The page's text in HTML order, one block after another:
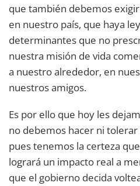
que también debemos
en nuestro país, que haya
determinantes que no
nuestra misión de vida
a nuestro alrededor, en
nuestros amigos.
Es por ello que hoy les
no debemos hacer ni
pues tenemos la certeza
logrará un impacto real a
que el gobierno decida